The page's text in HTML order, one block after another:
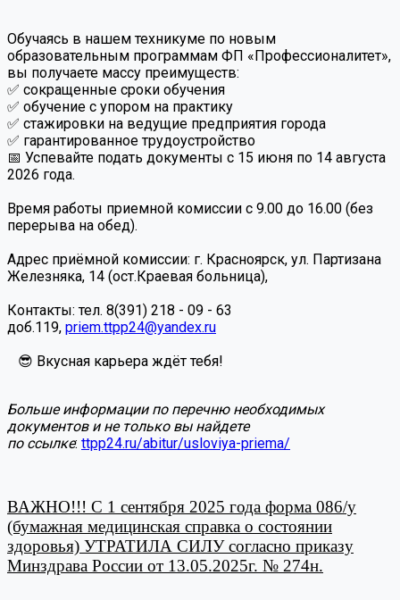
Обучаясь в нашем техникуме по новым
образовательным программам ФП «Профессионалитет»,
вы получаете массу преимуществ:
✅ сокращенные сроки обучения
✅ обучение с упором на практику
✅ стажировки на ведущие предприятия города
✅ гарантированное трудоустройство
📅 Успевайте подать документы с 15 июня по 14 августа
2026 года.
Время работы приемной комиссии с 9.00 до 16.00 (без
перерыва на обед).
Адрес приёмной комиссии: г. Красноярск, ул. Партизана
Железняка, 14 (ост.Краевая больница),
Контакты: тел. 8(391) 218 - 09 - 63
доб.119, priem.ttpp24@yandex.ru
😎 Вкусная карьера ждёт тебя!
Больше информации по перечню необходимых
документов и не только вы найдете
по ссылке: ttpp24.ru/abitur/usloviya-priema/
ВАЖНО!!! С 1 сентября 2025 года форма 086/у
(бумажная медицинская справка о состоянии
здоровья) УТРАТИЛА СИЛУ согласно приказу
Минздрава России от 13.05.2025г. № 274н.